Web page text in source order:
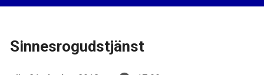
Sinnesrogudstjänst